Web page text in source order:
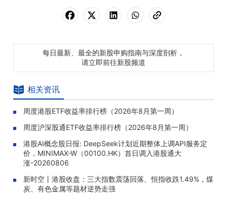
每日最新、最全的新股申购指南与深度剖析，
请立即前往新股频道
相关资讯
周度港股ETF收益率排行榜（2026年8月第一周）
周度沪深股通ETF收益率排行榜（2026年8月第一周）
港股AI概念股日报: DeepSeek计划近期整体上调API服务定
价，MINIMAX-W（00100.HK）首日调入港股通大
涨-20260806
新时空丨港股收盘：三大指数震荡回落、恒指收跌1.49%，煤
炭、有色金属等题材逆势走强